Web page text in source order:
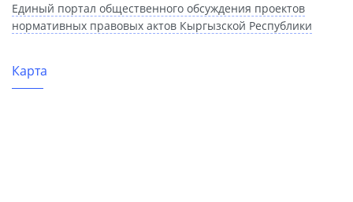
Единый портал общественного обсуждения проектов
нормативных правовых актов Кыргызской Республики
Карта